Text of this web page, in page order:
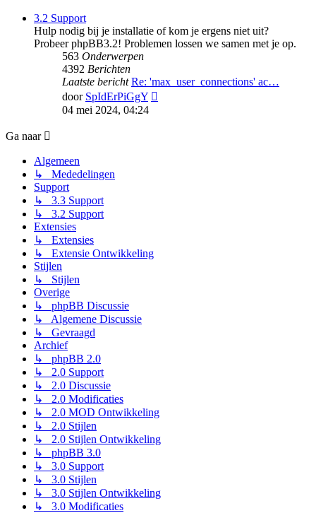
3.2 Support
Hulp nodig bij je installatie of kom je ergens niet uit?
Probeer phpBB3.2! Problemen lossen we samen met je op.
563 Onderwerpen
4392 Berichten
Laatste bericht Re: 'max_user_connections' ac…
door SpIdErPiGgY
04 mei 2024, 04:24
Ga naar
Algemeen
↳ Mededelingen
Support
↳ 3.3 Support
↳ 3.2 Support
Extensies
↳ Extensies
↳ Extensie Ontwikkeling
Stijlen
↳ Stijlen
Overige
↳ phpBB Discussie
↳ Algemene Discussie
↳ Gevraagd
Archief
↳ phpBB 2.0
↳ 2.0 Support
↳ 2.0 Discussie
↳ 2.0 Modificaties
↳ 2.0 MOD Ontwikkeling
↳ 2.0 Stijlen
↳ 2.0 Stijlen Ontwikkeling
↳ phpBB 3.0
↳ 3.0 Support
↳ 3.0 Stijlen
↳ 3.0 Stijlen Ontwikkeling
↳ 3.0 Modificaties